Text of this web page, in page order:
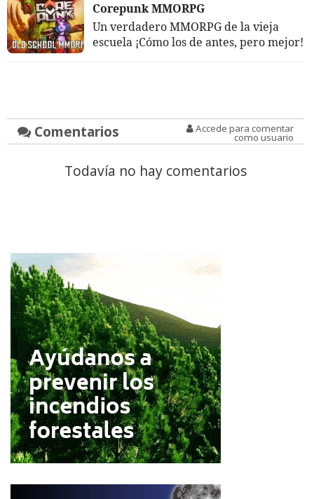
Corepunk MMORPG
Un verdadero MMORPG de la vieja
escuela ¡Cómo los de antes, pero mejor!
Comentarios Accede para comentar
como usuario
Todavía no hay comentarios